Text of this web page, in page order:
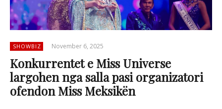
SHOWBIZ November 6, 2025
Konkurrentet e Miss Universe
largohen nga salla pasi organizatori
ofendon Miss Meksikën